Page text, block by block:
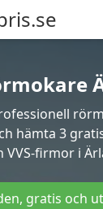
hämta 3
firmor i
gratis och